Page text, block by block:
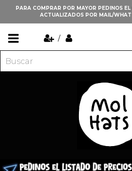
PARA COMPRAR POR MAYOR PEDINOS
ACTUALIZADOS POR MAIL/
/